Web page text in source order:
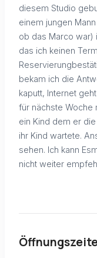
diesem Studio
einem jungen
ob das Marco war)
das ich keinen
bekam ich die
kaputt, Internet
für nächste Woche
ein Kind dem er
ihr Kind wartete.
sehen. Ich kann
nicht weiter